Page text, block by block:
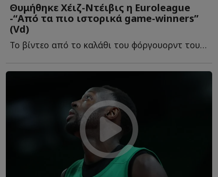
Θυμήθηκε Χέιζ-Ντέιβις η Euroleague
-“Από τα πιο ιστορικά game-winners”
(Vd)
To βίντεο από το καλάθι του φόργουορντ του Παναθηναϊκού, π...